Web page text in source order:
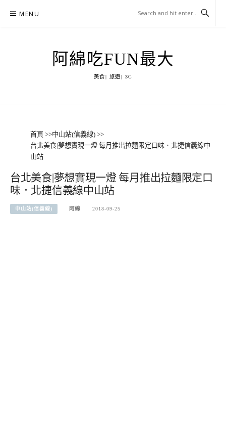
MENU
阿綿吃FUN最大
美食| 旅遊| 3C
首頁 >>中山站(信義線) >>
台北美食|夢想實現一燈 每月推出拉麵限定口味．北捷信義線中
山站
台北美食|夢想實現一燈 每月推出拉麵限定口
味．北捷信義線中山站
中山站(信義線) 阿綿 2018-09-25